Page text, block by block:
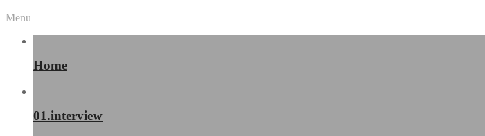
Menu
Home
01.interview